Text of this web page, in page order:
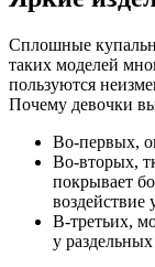
Сплошные
таких моделей
пользуются
Почему девочки
Во-первых,
Во-вторых,
покрывает
воздействие
В-третьих,
у